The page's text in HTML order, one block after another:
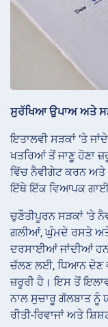
ਸੁਰੱਖਿਆ ਉਪਾਅ ਅਤੇ
ਇਤਾਲਵੀ ਸੜਕਾਂ ‘ਤੇ
ਖਤਰਿਆਂ ਤੋਂ ਜਾਣੂ ਹੋਣਾ
ਵਿੱਚ ਨੈਵੀਗੇਟ ਕਰਨ
ਇੱਥੇ ਇੱਕ ਵਿਆਪਕ
ਚੁਣੌਤੀਪੂਰਨ ਸੜਕਾਂ ‘ਤੇ
ਗਲੀਆਂ, ਘੁੰਮਦੇ ਰਸਤੇ ਅਤੇ
ਦਰਸਾਈਆਂ ਜਾਂਦੀਆਂ
ਚੱਲਣ ਲਈ, ਧਿਆਨ ਦੇਣ
ਜ਼ਰੂਰੀ ਹੈ। ਇਸ ਤੋਂ
ਨਾਲ ਸੁਚਾਰੂ ਗੱਲਬਾਤ ਨੂੰ
ਰੀਤੀ-ਰਿਵਾਜਾਂ ਅਤੇ